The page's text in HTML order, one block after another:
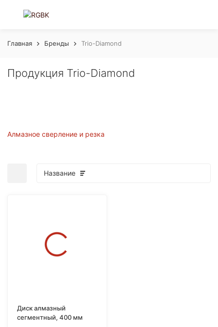
Главная Бренды Trio-Diamond
Продукция Trio-Diamond
Алмазное сверление и резка
Название
Диск алмазный
сегментный, 400 мм